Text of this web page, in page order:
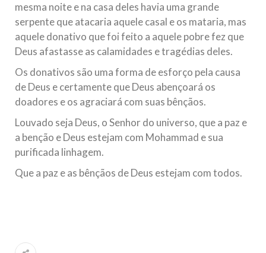
mesma noite e na casa deles havia uma grande
serpente que atacaria aquele casal e os mataria, mas
aquele donativo que foi feito a aquele pobre fez que
Deus afastasse as calamidades e tragédias deles.
Os donativos são uma forma de esforço pela causa
de Deus e certamente que Deus abençoará os
doadores e os agraciará com suas bênçãos.
Louvado seja Deus, o Senhor do universo, que a paz e
a benção e Deus estejam com Mohammad e sua
purificada linhagem.
Que a paz e as bênçãos de Deus estejam com todos.